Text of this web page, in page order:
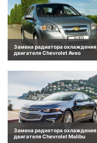
Замена радиатора охлаждения
двигателя Chevrolet Aveo
Замена радиатора охлаждения
двигателя Chevrolet Malibu